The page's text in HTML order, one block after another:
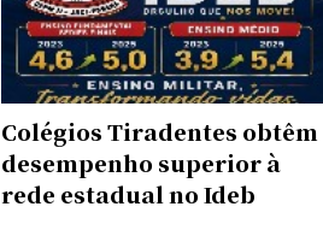
Colégios Tiradentes obtêm
desempenho superior à
rede estadual no Ideb